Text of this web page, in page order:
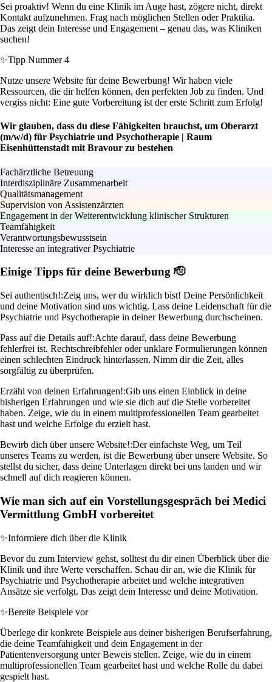
Sei proaktiv! Wenn du eine Klinik im Auge hast, zögere nicht, direkt
Kontakt aufzunehmen. Frag nach möglichen Stellen oder Praktika.
Das zeigt dein Interesse und Engagement – genau das, was Kliniken
suchen!
✨Tipp Nummer 4
Nutze unsere Website für deine Bewerbung! Wir haben viele
Ressourcen, die dir helfen können, den perfekten Job zu finden. Und
vergiss nicht: Eine gute Vorbereitung ist der erste Schritt zum Erfolg!
Wir glauben, dass du diese Fähigkeiten brauchst, um Oberarzt
(m/w/d) für Psychiatrie und Psychotherapie | Raum
Eisenhüttenstadt mit Bravour zu bestehen
Fachärztliche Betreuung
Interdisziplinäre Zusammenarbeit
Qualitätsmanagement
Supervision von Assistenzärzten
Engagement in der Weiterentwicklung klinischer Strukturen
Teamfähigkeit
Verantwortungsbewusstsein
Interesse an integrativer Psychiatrie
Einige Tipps für deine Bewerbung 🫡
Sei authentisch!:Zeig uns, wer du wirklich bist! Deine Persönlichkeit
und deine Motivation sind uns wichtig. Lass deine Leidenschaft für die
Psychiatrie und Psychotherapie in deiner Bewerbung durchscheinen.
Pass auf die Details auf!:Achte darauf, dass deine Bewerbung
fehlerfrei ist. Rechtschreibfehler oder unklare Formulierungen können
einen schlechten Eindruck hinterlassen. Nimm dir die Zeit, alles
sorgfältig zu überprüfen.
Erzähl von deinen Erfahrungen!:Gib uns einen Einblick in deine
bisherigen Erfahrungen und wie sie dich auf die Stelle vorbereitet
haben. Zeige, wie du in einem multiprofessionellen Team gearbeitet
hast und welche Erfolge du erzielt hast.
Bewirb dich über unsere Website!:Der einfachste Weg, um Teil
unseres Teams zu werden, ist die Bewerbung über unsere Website. So
stellst du sicher, dass deine Unterlagen direkt bei uns landen und wir
schnell auf dich reagieren können.
Wie man sich auf ein Vorstellungsgespräch bei Medici
Vermittlung GmbH vorbereitet
✨Informiere dich über die Klinik
Bevor du zum Interview gehst, solltest du dir einen Überblick über die
Klinik und ihre Werte verschaffen. Schau dir an, wie die Klinik für
Psychiatrie und Psychotherapie arbeitet und welche integrativen
Ansätze sie verfolgt. Das zeigt dein Interesse und deine Motivation.
✨Bereite Beispiele vor
Überlege dir konkrete Beispiele aus deiner bisherigen Berufserfahrung,
die deine Teamfähigkeit und dein Engagement in der
Patientenversorgung unter Beweis stellen. Zeige, wie du in einem
multiprofessionellen Team gearbeitet hast und welche Rolle du dabei
gespielt hast.